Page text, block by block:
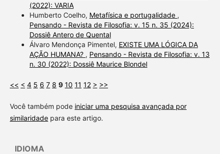
(2022): VARIA
Humberto Coelho, Metafísica e portugalidade ,
Pensando - Revista de Filosofia: v. 15 n. 35 (2024):
Dossiê Antero de Quental
Álvaro Mendonça Pimentel, EXISTE UMA LÓGICA DA
AÇÃO HUMANA? , Pensando - Revista de Filosofia: v. 13
n. 30 (2022): Dossiê Maurice Blondel
<< < 4 5 6 7 8 9 10 11 12 > >>
Você também pode iniciar uma pesquisa avançada por
similaridadepara este artigo.
IDIOMA